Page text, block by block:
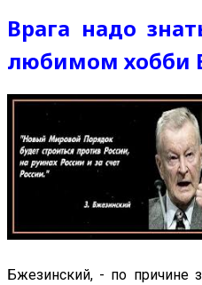
Врага надо
любимом хобби
Бжезинский, - по причине